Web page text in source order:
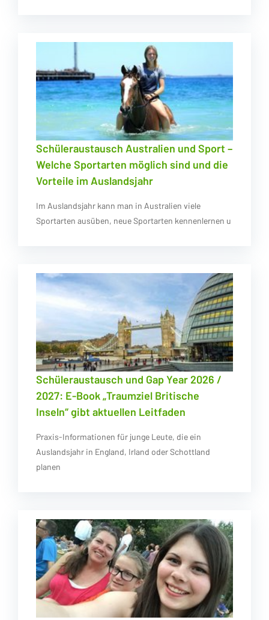
Schüleraustausch Australien und Sport –
Welche Sportarten möglich sind und die
Vorteile im Auslandsjahr
Im Auslandsjahr kann man in Australien viele
Sportarten ausüben, neue Sportarten kennenlernen u
Schüleraustausch und Gap Year 2026 /
2027: E-Book „Traumziel Britische
Inseln“ gibt aktuellen Leitfaden
Praxis-Informationen für junge Leute, die ein
Auslandsjahr in England, Irland oder Schottland
planen